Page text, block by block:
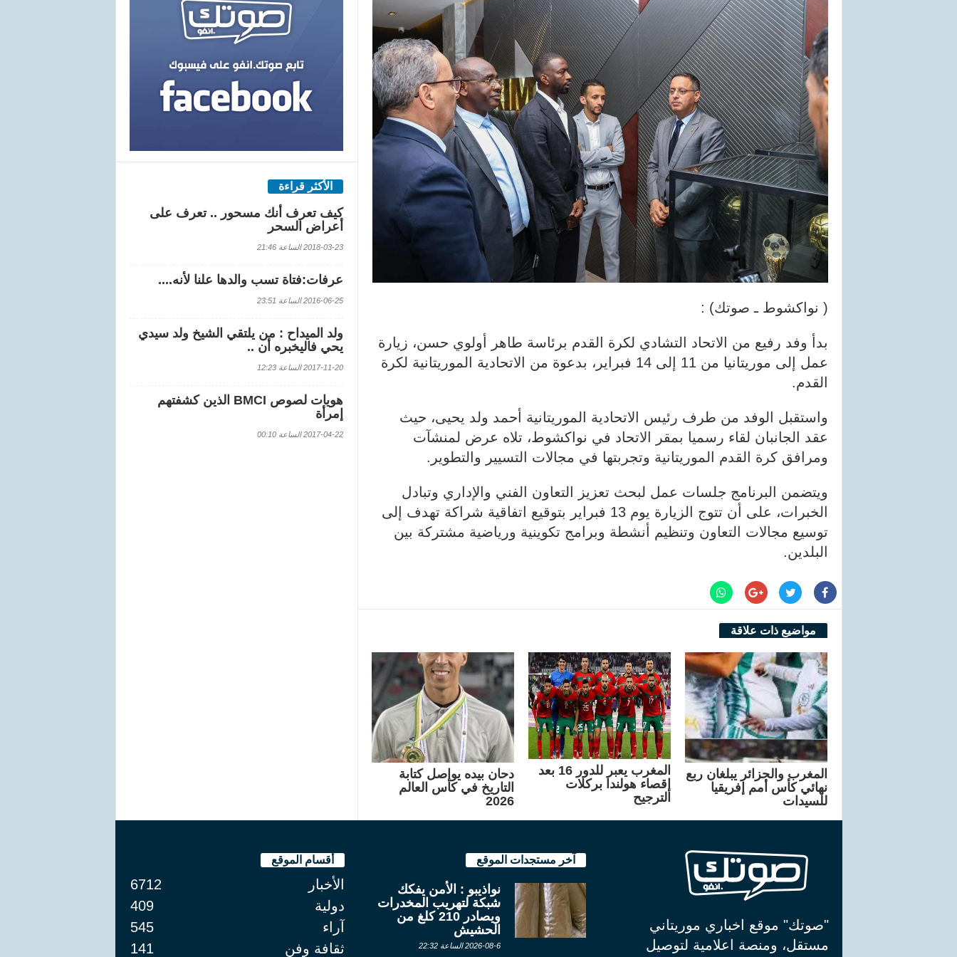
( نواكشوط ـ صوتك) :
بدأ وفد رفيع من الاتحاد التشادي لكرة القدم برئاسة طاهر أولوي حسن، زيارة
عمل إلى موريتانيا من 11 إلى 14 فبراير، بدعوة من الاتحادية الموريتانية لكرة
القدم.
واستقبل الوفد من طرف رئيس الاتحادية الموريتانية أحمد ولد يحيى، حيث
عقد الجانبان لقاء رسميا بمقر الاتحاد في نواكشوط، تلاه عرض لمنشآت
ومرافق كرة القدم الموريتانية وتجربتها في مجالات التسيير والتطوير.
ويتضمن البرنامج جلسات عمل لبحث تعزيز التعاون الفني والإداري وتبادل
الخبرات، على أن تتوج الزيارة يوم 13 فبراير بتوقيع اتفاقية شراكة تهدف إلى
توسيع مجالات التعاون وتنظيم أنشطة وبرامج تكوينية ورياضية مشتركة بين
البلدين.
مواضيع ذات علاقة
المغرب والجزائر يبلغان ربع
نهائي كأس أمم إفريقيا
للسيدات
المغرب يعبر للدور 16 بعد
إقصاء هولندا بركلات
الترجيح
دحان بيده يواصل كتابة
التاريخ في كأس العالم
2026
الأكثر قراءة
كيف تعرف أنك مسحور .. تعرف على
أعراض السحر
2018-03-23 الساعة 21:46
عرفات:فتاة تسب والدها علنا لأنه....
2016-06-25 الساعة 23:51
ولد الميداح : من يلتقي الشيخ ولد سيدي
يحي فاليخبره أن ..
2017-11-20 الساعة 12:23
هويات لصوص BMCI الذين كشفتهم
إمرأة
2017-04-22 الساعة 00:10
"صوتك" موقع اخباري موريتاني
مستقل، ومنصة اعلامية لتوصيل
آخر مستجدات الموقع
نواذيبو : الأمن يفكك
شبكة لتهريب المخدرات
ويصادر 210 كلغ من
الحشيش
2026-08-6 الساعة 22:32
أقسام الموقع
الأخبار
6712
دولية
409
آراء
545
ثقافة وفن
141